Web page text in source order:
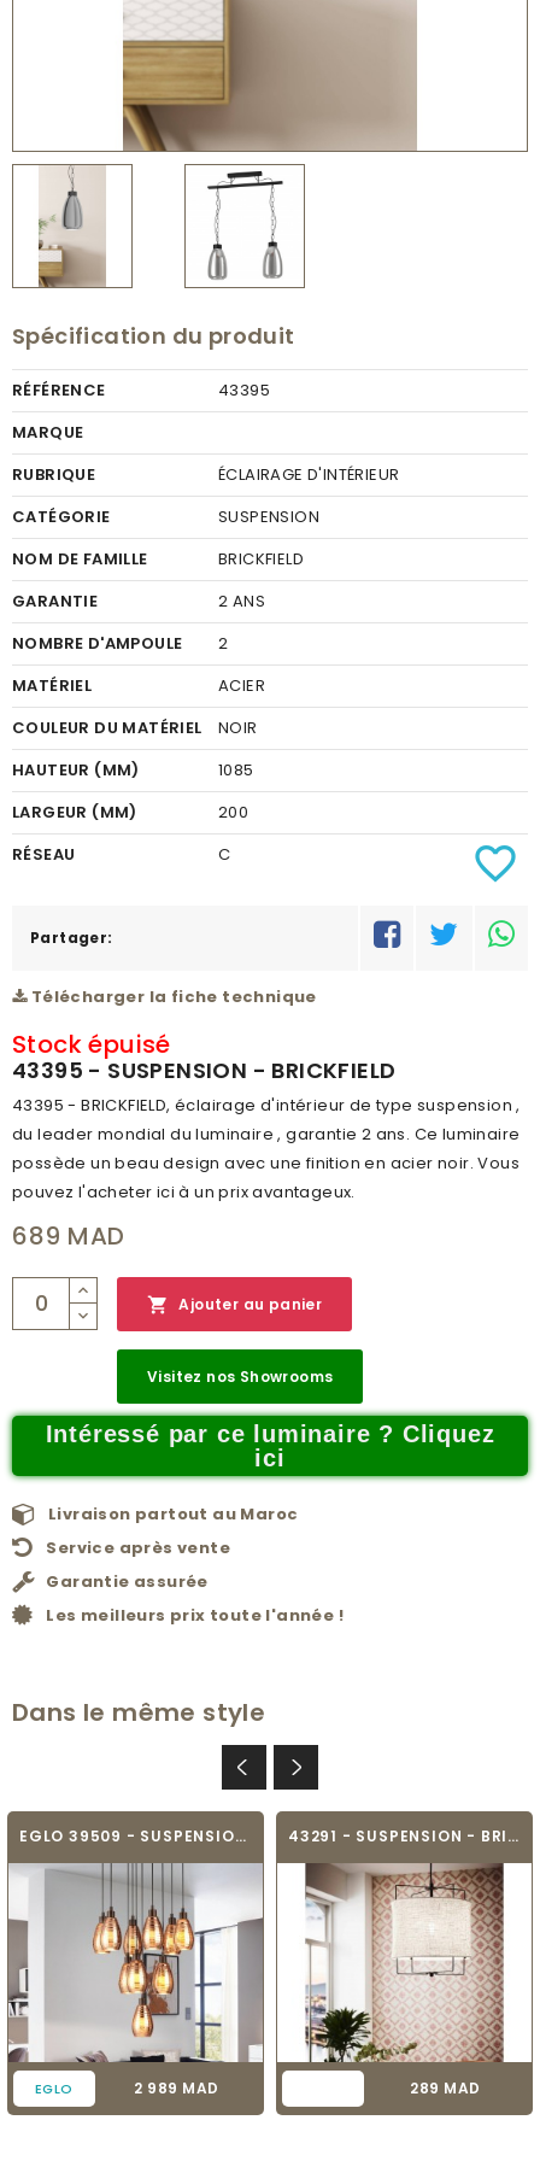
Spécification du produit
RÉFÉRENCE
43395
MARQUE
RUBRIQUE
ÉCLAIRAGE D'INTÉRIEUR
CATÉGORIE
SUSPENSION
NOM DE FAMILLE
BRICKFIELD
GARANTIE
2 ANS
NOMBRE D'AMPOULE
2
MATÉRIEL
ACIER
COULEUR DU MATÉRIEL
NOIR
HAUTEUR (MM)
1085
LARGEUR (MM)
200
RÉSEAU
C
Partager:
Télécharger la fiche technique
Stock épuisé
43395 - SUSPENSION - BRICKFIELD
43395 - BRICKFIELD, éclairage d'intérieur de type suspension ,
du leader mondial du luminaire , garantie 2 ans. Ce luminaire
possède un beau design avec une finition en acier noir. Vous
pouvez l'acheter ici à un prix avantageux.
favorite_border
689 MAD
 Ajouter au panier
Visitez nos Showrooms
Intéressé par ce luminaire ? Cliquez
ici
Livraison partout au Maroc
Service après vente
Garantie assurée
Les meilleurs prix toute l'année !
Dans le même style
EGLO 39509 - SUSPENSION MODERNE - SIRACUSA
EGLO Prix
2 989 MAD
43291 - SUSPENSION - BRIDEKIRK
Prix
289 MAD